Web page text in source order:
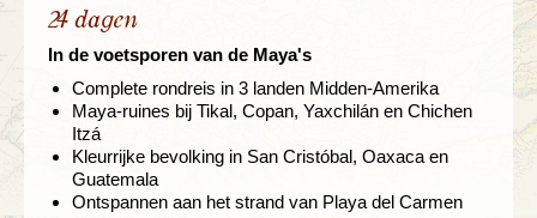
24 dagen
In de voetsporen van de Maya's
Complete rondreis in 3 landen Midden-Amerika
Maya-ruines bij Tikal, Copan, Yaxchilán en Chichen
Itzá
Kleurrijke bevolking in San Cristóbal, Oaxaca en
Guatemala
Ontspannen aan het strand van Playa del Carmen